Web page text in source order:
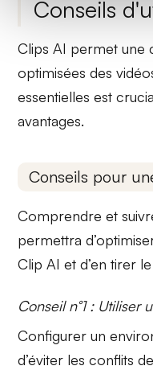
Conseils
Clips AI permet une
optimisées des
essentielles est
avantages.
Conseils pour
Comprendre et
permettra
Clip AI et d’en tirer
Conseil n°1 : Utiliser
Configurer un
d’éviter les conflits